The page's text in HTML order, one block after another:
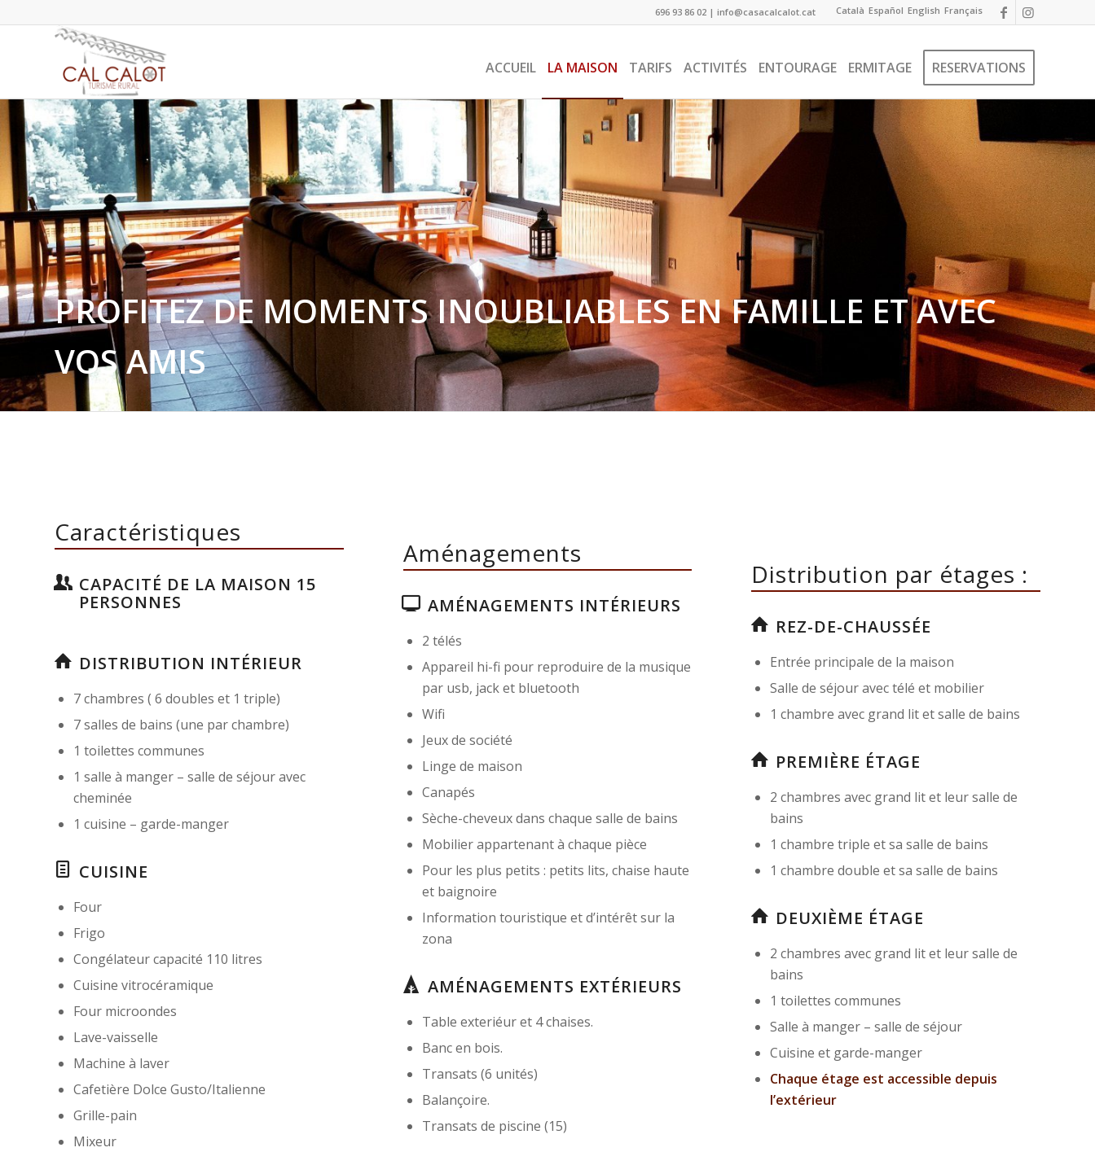
Català Español English Français
696 93 86 02 | info@casacalcalot.cat
ACCUEIL LA MAISON TARIFS ACTIVITÉS ENTOURAGE ERMITAGE RESERVATIONS
PROFITEZ DE MOMENTS INOUBLIABLES EN FAMILLE ET AVEC
VOS AMIS
Caractéristiques
CAPACITÉ DE LA MAISON 15
PERSONNES
DISTRIBUTION INTÉRIEUR
7 chambres ( 6 doubles et 1 triple)
7 salles de bains (une par chambre)
1 toilettes communes
1 salle à manger – salle de séjour avec
cheminée
1 cuisine – garde-manger
CUISINE
Four
Frigo
Congélateur capacité 110 litres
Cuisine vitrocéramique
Four microondes
Lave-vaisselle
Machine à laver
Cafetière Dolce Gusto/Italienne
Grille-pain
Mixeur
Aménagements
AMÉNAGEMENTS INTÉRIEURS
2 télés
Appareil hi-fi pour reproduire de la musique
par usb, jack et bluetooth
Wifi
Jeux de société
Linge de maison
Canapés
Sèche-cheveux dans chaque salle de bains
Mobilier appartenant à chaque pièce
Pour les plus petits : petits lits, chaise haute
et baignoire
Information touristique et d’intérêt sur la
zona
AMÉNAGEMENTS EXTÉRIEURS
Table exteriéur et 4 chaises.
Banc en bois.
Transats (6 unités)
Balançoire.
Transats de piscine (15)
Distribution par étages :
REZ-DE-CHAUSSÉE
Entrée principale de la maison
Salle de séjour avec télé et mobilier
1 chambre avec grand lit et salle de bains
PREMIÈRE ÉTAGE
2 chambres avec grand lit et leur salle de
bains
1 chambre triple et sa salle de bains
1 chambre double et sa salle de bains
DEUXIÈME ÉTAGE
2 chambres avec grand lit et leur salle de
bains
1 toilettes communes
Salle à manger – salle de séjour
Cuisine et garde-manger
Chaque étage est accessible depuis
l’extérieur